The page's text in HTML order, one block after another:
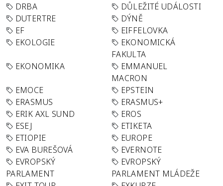
DRBA
DŮLEŽITÉ UDÁLOSTI
DUTERTRE
DÝNĚ
EF
EIFFELOVKA
EKOLOGIE
EKONOMICKÁ
FAKULTA
EKONOMIKA
EMMANUEL
MACRON
EMOCE
EPSTEIN
ERASMUS
ERASMUS+
ERIK AXL SUND
EROS
ESEJ
ETIKETA
ETIOPIE
EUROPE
EVA BUREŠOVÁ
EVERNOTE
EVROPSKÝ
PARLAMENT
EVROPSKÝ
PARLAMENT MLÁDEŽE